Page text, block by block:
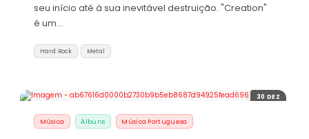
seu início até à sua inevitável destruição. "Creation"
é um…
Hard Rock Metal
30 DEZ
Música Álbuns Música Portuguesa